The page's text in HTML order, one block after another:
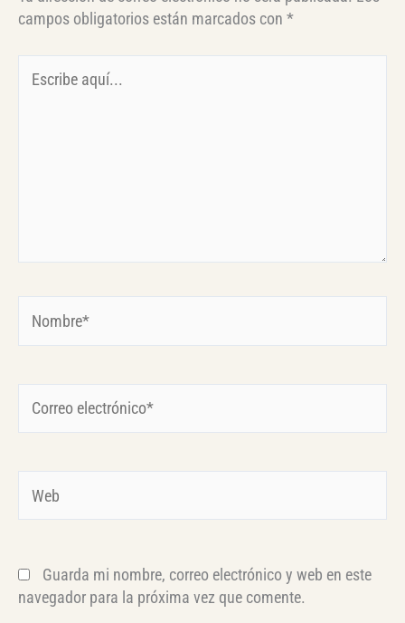
campos obligatorios están marcados con *
aquí...
electrónico*
Guarda mi nombre, correo electrónico y web en este
navegador para la próxima vez que comente.